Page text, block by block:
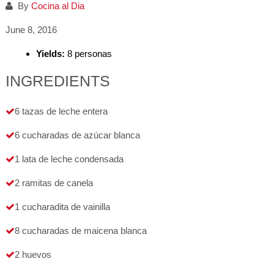
By Cocina al Dia
June 8, 2016
Yields: 8 personas
INGREDIENTS
6 tazas de leche entera
6 cucharadas de azúcar blanca
1 lata de leche condensada
2 ramitas de canela
1 cucharadita de vainilla
8 cucharadas de maicena blanca
2 huevos